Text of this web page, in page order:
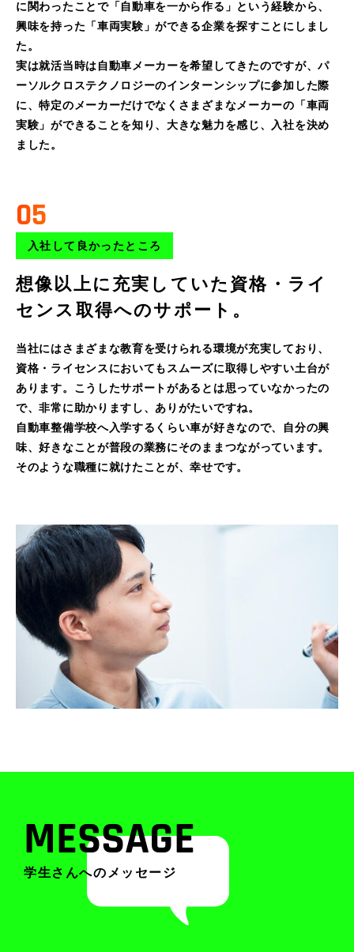
に関わったことで「自動車を一から作る」という経験から、
興味を持った「車両実験」ができる企業を探すことにしまし
た。
実は就活当時は自動車メーカーを希望してきたのですが、パ
ーソルクロステクノロジーのインターンシップに参加した際
に、特定のメーカーだけでなくさまざまなメーカーの「車両
実験」ができることを知り、大きな魅力を感じ、入社を決め
ました。
05
入社して良かったところ
想像以上に充実していた資格・ライ
センス取得へのサポート。
当社にはさまざまな教育を受けられる環境が充実しており、
資格・ライセンスにおいてもスムーズに取得しやすい土台が
あります。こうしたサポートがあるとは思っていなかったの
で、非常に助かりますし、ありがたいですね。
自動車整備学校へ入学するくらい車が好きなので、自分の興
味、好きなことが普段の業務にそのままつながっています。
そのような職種に就けたことが、幸せです。
MESSAGE
学生さんへのメッセージ